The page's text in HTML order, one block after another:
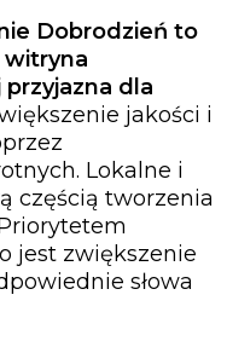
Dobrodzień to
witryna
dla
jakości i
Lokalne i
częścią tworzenia
jest zwiększenie
słowa